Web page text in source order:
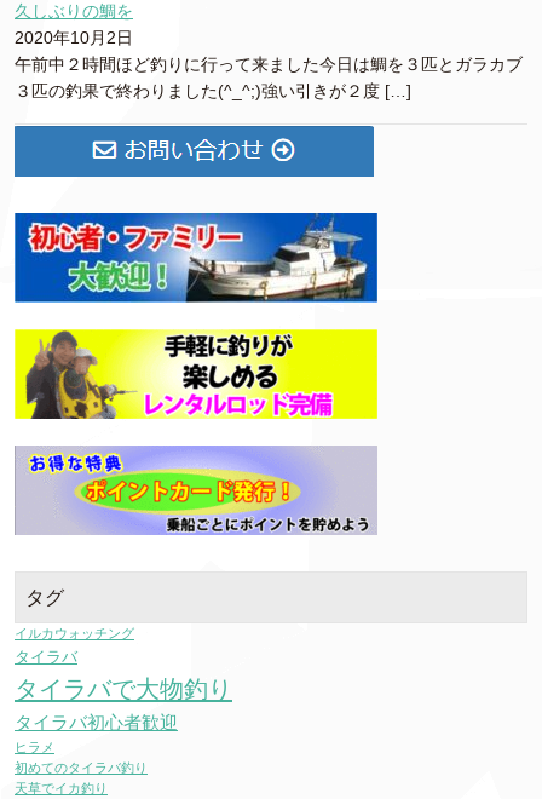
久しぶりの鯛を
2020年10月2日
午前中２時間ほど釣りに行って来ました今日は鯛を３匹とガラカブ
３匹の釣果で終わりました(^_^;)強い引きが２度 […]
タグ
イルカウォッチング
タイラバ
タイラバで大物釣り
タイラバ初心者歓迎
ヒラメ
初めてのタイラバ釣り
天草でイカ釣り